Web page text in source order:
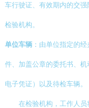
车行驶证、有效期内的交
检验机构。
单位车辆 ：由单位指定的
件、加盖公章的委托书、
电子凭证）以及待检车辆。
在检验机构，工作人